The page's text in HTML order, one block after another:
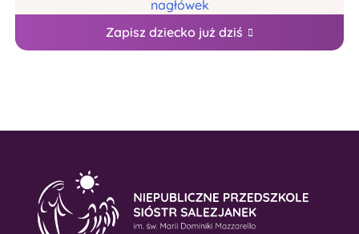
Zapisz dziecko już dziś